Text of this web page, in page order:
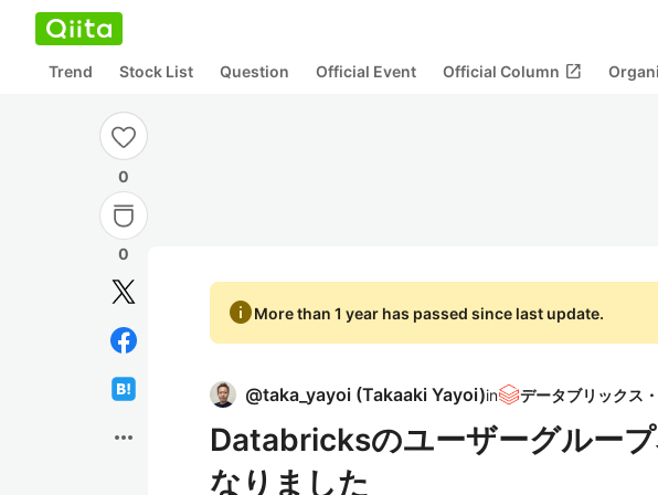
Trend Stock List Question Official Event Official Column open_in_new
0
0
more_horiz
infoMore than 1 year has passed since last update.
@taka_yayoi (Takaaki Yayoi)in
Databricksのユーザーグルー
なりました